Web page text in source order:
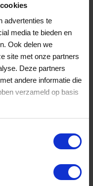
advertenties te
media te bieden en
Ook delen we
site met onze partners
Deze partners
andere informatie die
verzameld op basis